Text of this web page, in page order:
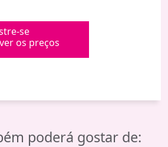
se
os preços
poderá gostar de: